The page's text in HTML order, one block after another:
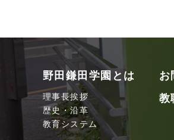
野田鎌田学園とは
理事長挨拶
歴史・沿革
教育システム
お
教